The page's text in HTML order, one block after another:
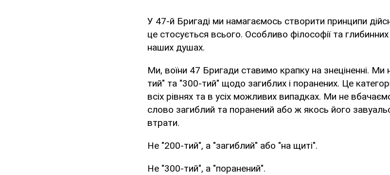
У 47-й Бригаді ми намагаємось створити принципи
це стосується всього. Особливо філософії та
наших душах.
Ми, воїни 47 Бригади ставимо крапку на знеціненні.
тий" та "300-тий" щодо загиблих і поранених. Це
всіх рівнях та в усіх можливих випадках. Ми не
слово загиблий та поранений або ж якось його
втрати.
Не "200-тий", а "загиблий" або "на щиті".
Не "300-тий", а "поранений".